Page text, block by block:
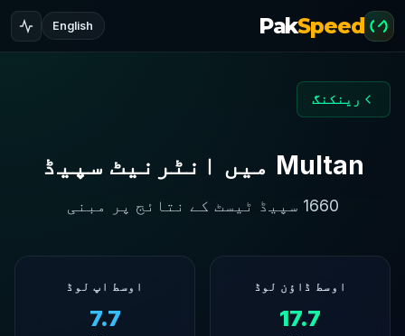
PakSpeed
English
رینکنگ
Multan میں انٹرنیٹ سپیڈ
1660 سپیڈ ٹیسٹ کے نتائج پر مبنی
اوسط ڈاؤن لوڈ
17.7
اوسط اپ لوڈ
7.7